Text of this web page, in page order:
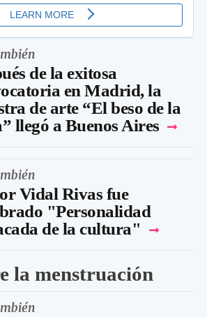
de la exitosa
en Madrid, la
de arte “El beso de la
llegó a Buenos Aires
Vidal Rivas fue
"Personalidad
de la cultura"
la menstruación